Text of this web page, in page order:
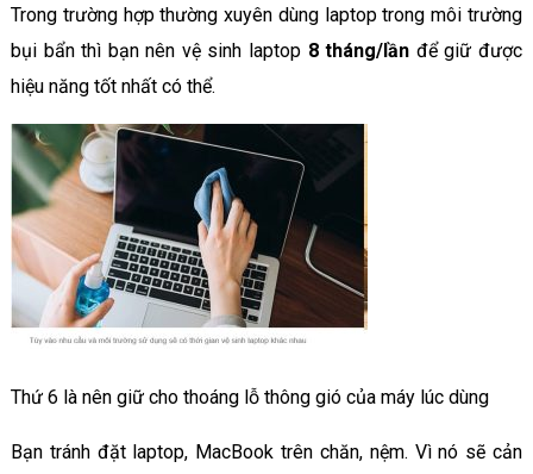
Trong trường hợp thường xuyên dùng laptop trong môi trường
bụi bẩn thì bạn nên vệ sinh laptop 8 tháng/lần để giữ được
hiệu năng tốt nhất có thể.
Thứ 6 là nên giữ cho thoáng lỗ thông gió của máy lúc dùng
Bạn tránh đặt laptop, MacBook trên chăn, nệm. Vì nó sẽ cản